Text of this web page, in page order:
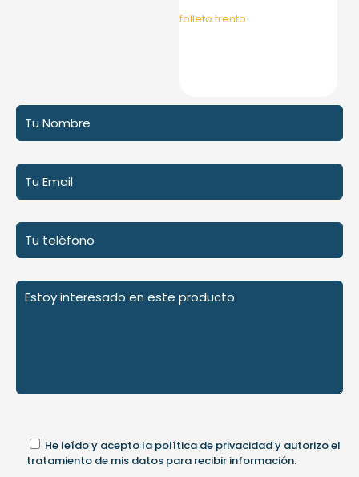
folleto trento
He leído y acepto la política de privacidady autorizo el
tratamiento de mis datos para recibir información.